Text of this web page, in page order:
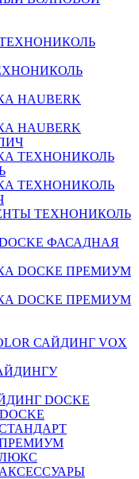
HAUBERK
HAUBERK
ТЕХНОНИКОЛЬ
ТЕХНОНИКОЛЬ
ТЕХНОНИКОЛЬ
ФАСАДНАЯ
DOCKE ПРЕМИУМ
DOCKE ПРЕМИУМ
САЙДИНГ VOX
DOCKE
ПРЕМИУМ
ЛЮКС